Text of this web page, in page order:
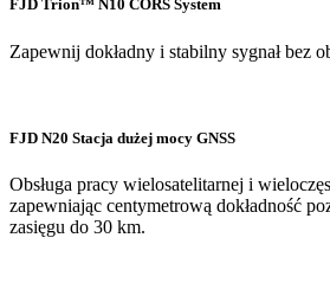
FJD Trion™️ N10 CORS System
Zapewnij dokładny i stabilny sygnał bez
FJD N20 Stacja dużej mocy GNSS
Obsługa pracy wielosatelitarnej i
zapewniając centymetrową dokładność
zasięgu do 30 km.